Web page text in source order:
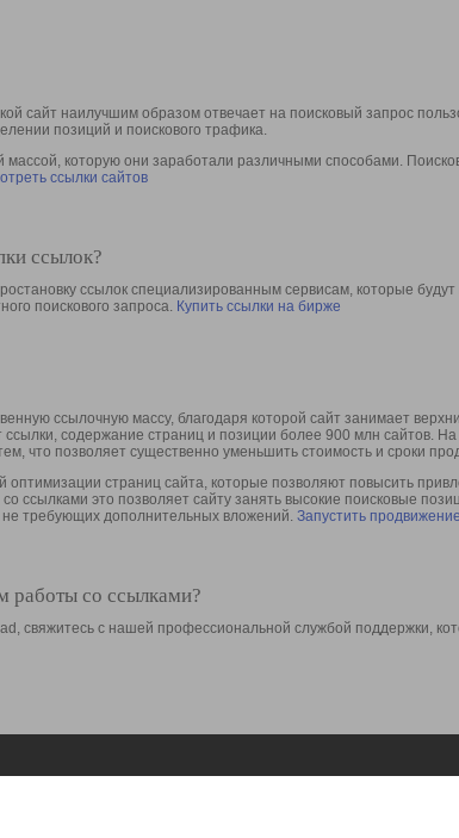
сайт наилучшим образом отвечает на поисковый запрос
позиций и поискового трафика.
которую они заработали различными способами.
ссылки сайтов
ссылок?
ссылок специализированным сервисам, которые
поискового запроса. Купить ссылки на бирже
ссылочную массу, благодаря которой сайт занимает
содержание страниц и позиции более 900 млн сайтов.
что позволяет существенно уменьшить стоимость и сроки
страниц сайта, которые позволяют повысить
ссылками это позволяет сайту занять высокие поисковые
требующих дополнительных вложений. Запустить
работы со ссылками?
свяжитесь с нашей профессиональной службой поддержки,